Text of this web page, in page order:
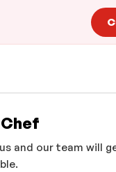
and our team will